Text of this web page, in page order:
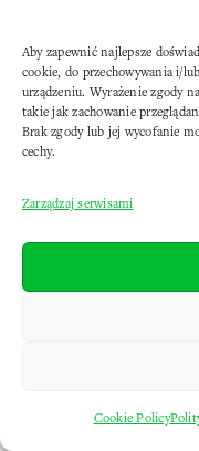
Aby zapewnić najlepsze
cookie, do przechowywania i/
urządzeniu. Wyrażenie zgody
takie jak zachowanie
Brak zgody lub jej wycofanie
cechy.
Zarządzaj serwisami
Cookie Policy
Pomoc